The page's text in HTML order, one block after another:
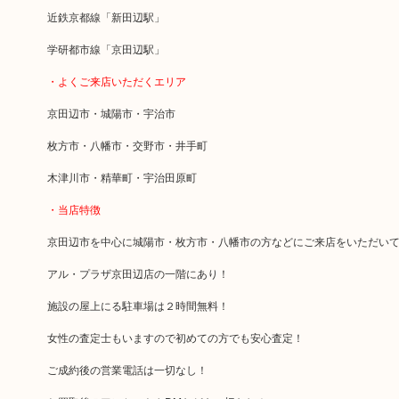
近鉄京都線「新田辺駅」
学研都市線「京田辺駅」
・よくご来店いただくエリア
京田辺市・城陽市・宇治市
枚方市・八幡市・交野市・井手町
木津川市・精華町・宇治田原町
・当店特徴
京田辺市を中心に城陽市・枚方市・八幡市の方などにご来店をいただい
アル・プラザ京田辺店の一階にあり！
施設の屋上にる駐車場は２時間無料！
女性の査定士もいますので初めての方でも安心査定！
ご成約後の営業電話は一切なし！